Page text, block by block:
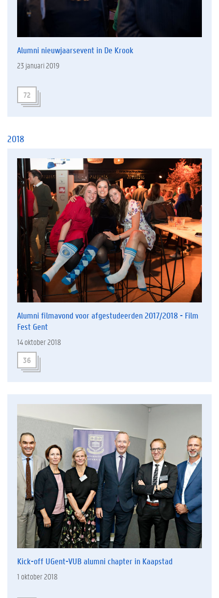
Alumni nieuwjaarsevent in De Krook
23 januari 2019
72
2018
Alumni filmavond voor afgestudeerden 2017/2018 - Film
Fest Gent
14 oktober 2018
36
Kick-off UGent-VUB alumni chapter in Kaapstad
1 oktober 2018